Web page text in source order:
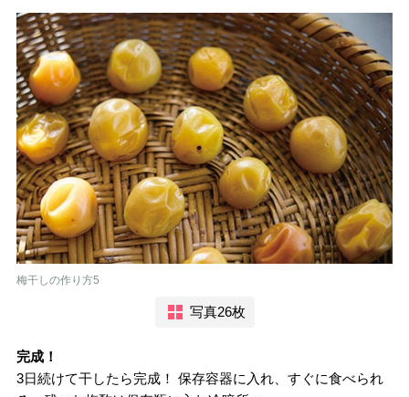
梅干しの作り方5
写真26枚
完成！
3日続けて干したら完成！ 保存容器に入れ、すぐに食べられ